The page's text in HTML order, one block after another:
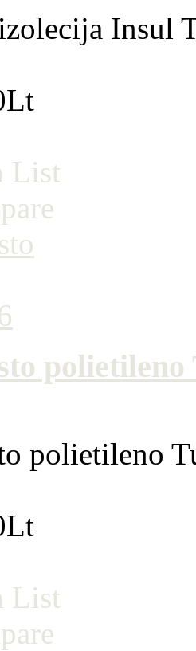
Insul
List
polietileno
polietileno
List